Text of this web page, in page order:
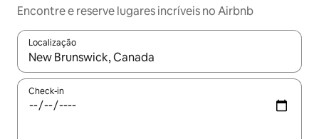
Encontre e reserve lugares incríveis no Airbnb
Localização
Quando os resultados estiverem disponíveis, explore-os
Check-in